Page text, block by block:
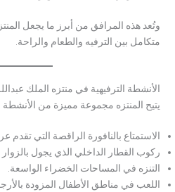
وتُعد هذه المرافق من أبرز ما يجعل
متكامل بين الترفيه والطعام والراحة.
الأنشطة الترفيهية في منتزه الملك
يتيح المنتزه مجموعة مميزة من الأنشطة
الاستمتاع بالنافورة الراقصة التي تقدم
ركوب القطار الداخلي الذي يجول بالزوار
التنزه في المساحات الخضراء الواسعة.
اللعب في مناطق الأطفال المزودة